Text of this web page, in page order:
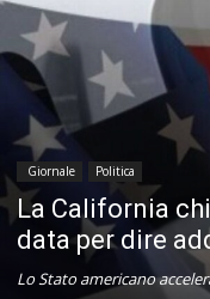
Giornale Politica
La California
data per dire
Lo Stato americano